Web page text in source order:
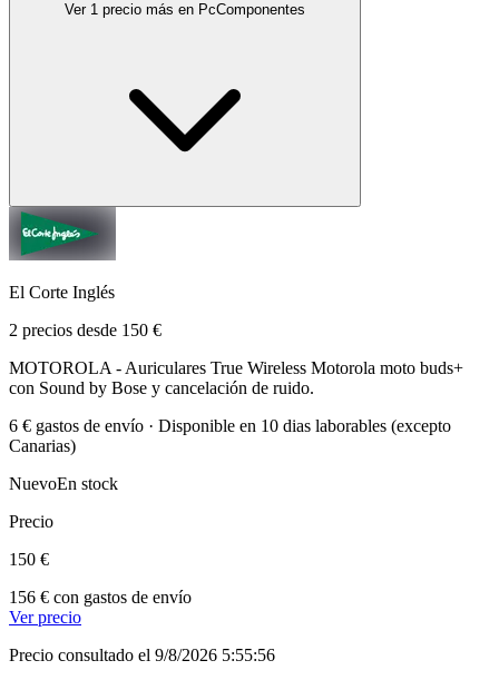
Ver 1 precio más en PcComponentes
El Corte Inglés
2 precios desde 150 €
MOTOROLA - Auriculares True Wireless Motorola moto buds+
con Sound by Bose y cancelación de ruido.
6 € gastos de envío · Disponible en 10 dias laborables (excepto
Canarias)
NuevoEn stock
Precio
150 €
156 € con gastos de envío
Ver precio
Precio consultado el 9/8/2026 5:55:56